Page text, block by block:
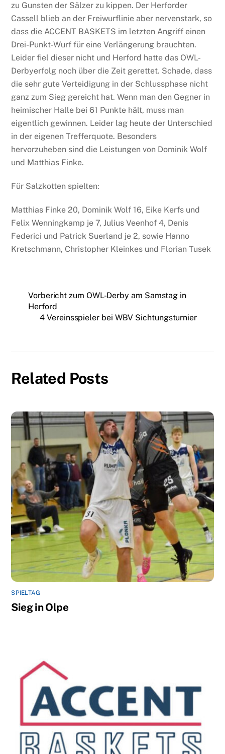
zu Gunsten der Sälzer zu kippen. Der Herforder
Cassell blieb an der Freiwurflinie aber nervenstark, so
dass die ACCENT BASKETS im letzten Angriff einen
Drei-Punkt-Wurf für eine Verlängerung brauchten.
Leider fiel dieser nicht und Herford hatte das OWL-
Derbyerfolg noch über die Zeit gerettet. Schade, dass
die sehr gute Verteidigung in der Schlussphase nicht
ganz zum Sieg gereicht hat. Wenn man den Gegner in
heimischer Halle bei 61 Punkte hält, muss man
eigentlich gewinnen. Leider lag heute der Unterschied
in der eigenen Trefferquote. Besonders
hervorzuheben sind die Leistungen von Dominik Wolf
und Matthias Finke.
Für Salzkotten spielten:
Matthias Finke 20, Dominik Wolf 16, Eike Kerfs und
Felix Wenningkamp je 7, Julius Veenhof 4, Denis
Federici und Patrick Suerland je 2, sowie Hanno
Kretschmann, Christopher Kleinkes und Florian Tusek
Vorbericht zum OWL-Derby am Samstag in
Herford
4 Vereinsspieler bei WBV Sichtungsturnier
Related Posts
SPIELTAG
Sieg in Olpe